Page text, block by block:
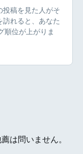
投稿を見た人がそ
れると、あなた
順位が上がりま
は問いません。